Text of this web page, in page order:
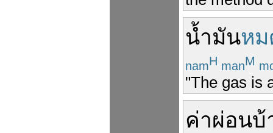
น้ำมันห
namH manM
"The gas is
ค่าผ่อนบ้